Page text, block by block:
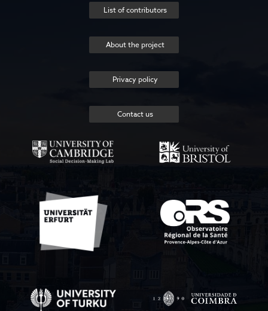
List of contributors
About the project
Privacy policy
Contact us